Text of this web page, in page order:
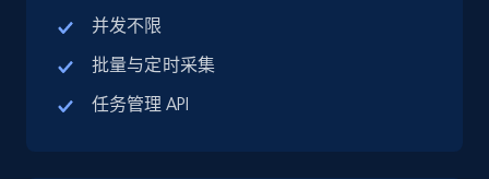
Place id, URL, Country, Name, Category,
Address, Description, Business details, and
more.
并发不限
批量与定时采集
任务管理 API